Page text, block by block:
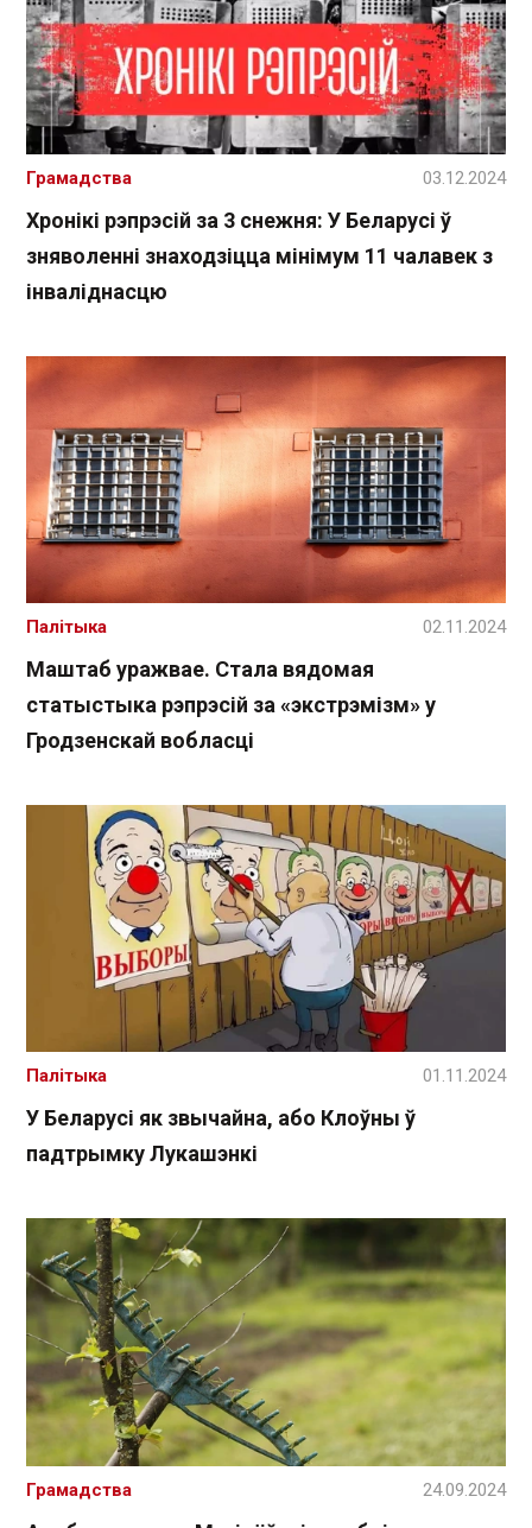
Хронікі рэпрэсій за 3 снежня: У Беларусі ў
зняволенні знаходзіцца мінімум 11 чалавек з
інваліднасцю
Грамадства 03.12.2024
Маштаб уражвае. Стала вядомая
статыстыка рэпрэсій за «экстрэмізм» у
Гродзенскай вобласці
Палітыка 02.11.2024
У Беларусі як звычайна, або Клоўны ў
падтрымку Лукашэнкі
Палітыка 01.11.2024
Грамадства 24.09.2024